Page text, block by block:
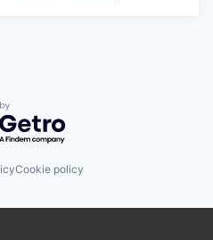
by Getro.com
Cookie policy